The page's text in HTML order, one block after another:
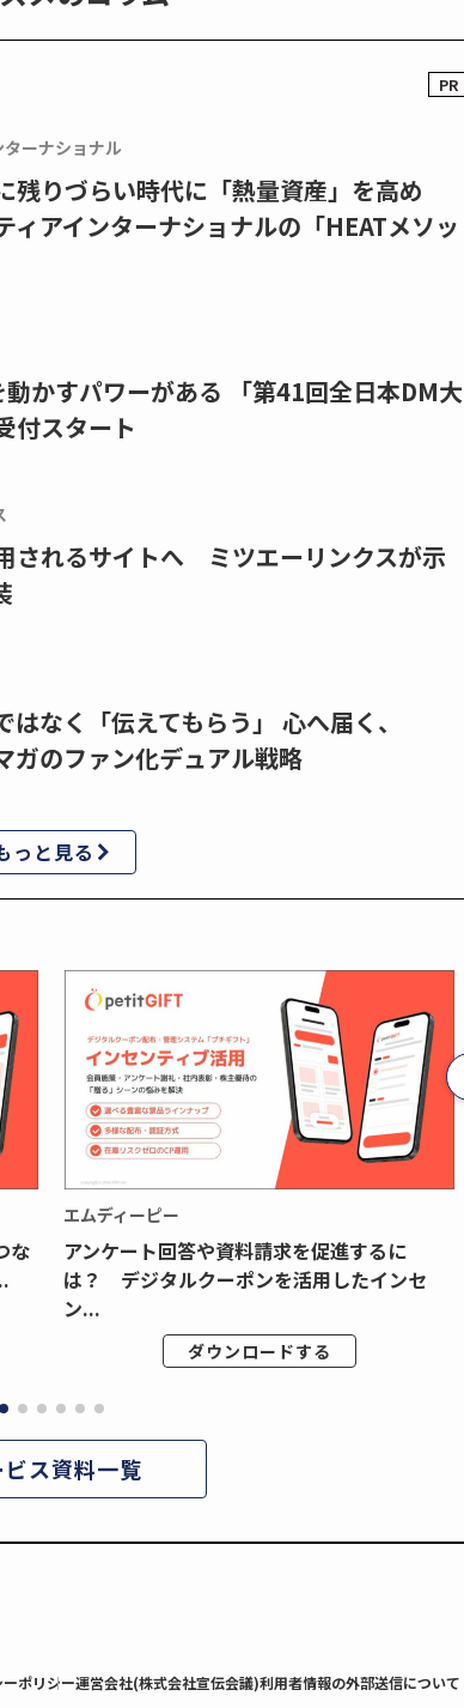
ーナショナル
残りづらい時代に「熱量資産」を高め
アインターナショナルの「HEATメソッ
かすパワーがある 「第41回全日本DM大
付スタート
されるサイトへ ミツエーリンクスが示
はなく「伝えてもらう」 心へ届く、
ガのファン化デュアル戦略
っと見る
な
エムディーピー
アンケート回答や資料請求を促進するに
は？ デジタルクーポンを活用したインセ
ン...
ダウンロードする
ビス資料一覧
ポリシー運営会社(株式会社宣伝会議)利用者情報の外部送信について